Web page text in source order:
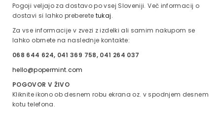
Pogoji veljajo za dostavo po vsej Sloveniji. Več informacij o
dostavi si lahko preberete tukaj.
Za vse informacije v zvezi z izdelki ali samim nakupom se
lahko obrnete na naslednje kontakte:
068 644 624, 041 369 758, 041 264 037
hello@popermint.com
POGOVOR V ŽIVO
Kliknite ikono ob desnem robu ekrana oz. v spodnjem desnem
kotu telefona.